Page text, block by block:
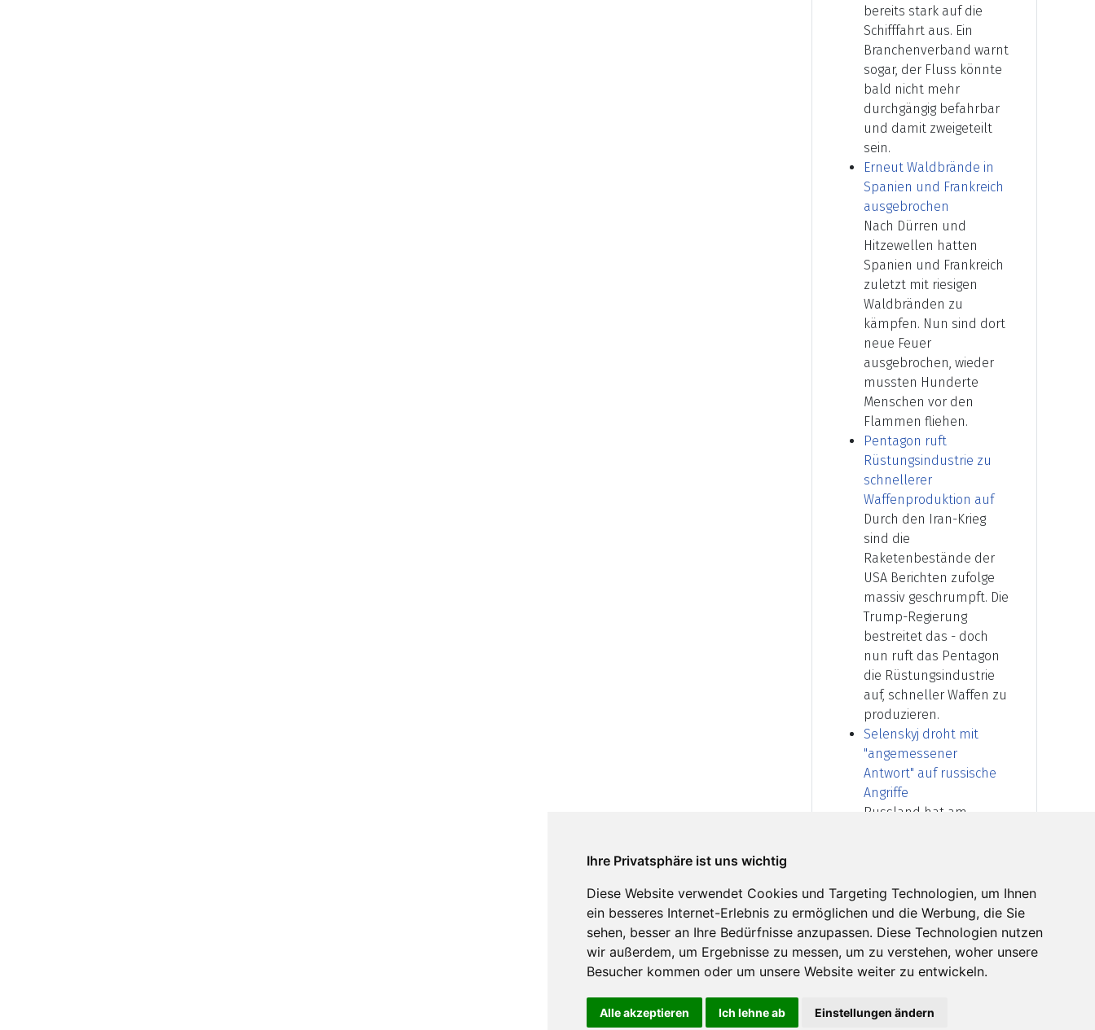
Ihre Privatsphäre ist uns wichtig
Diese Website verwendet Cookies und Targeting Technologien, um Ihnen
ein besseres Internet-Erlebnis zu ermöglichen und die Werbung, die Sie
sehen, besser an Ihre Bedürfnisse anzupassen. Diese Technologien nutzen
wir außerdem, um Ergebnisse zu messen, um zu verstehen, woher unsere
Besucher kommen oder um unsere Website weiter zu entwickeln.
Alle akzeptieren Ich lehne ab Einstellungen ändern
bereits stark auf die
Schifffahrt aus. Ein
Branchenverband warnt
sogar, der Fluss könnte
bald nicht mehr
durchgängig befahrbar
und damit zweigeteilt
sein.
Erneut Waldbrände in
Spanien und Frankreich
ausgebrochen
Nach Dürren und
Hitzewellen hatten
Spanien und Frankreich
zuletzt mit riesigen
Waldbränden zu
kämpfen. Nun sind dort
neue Feuer
ausgebrochen, wieder
mussten Hunderte
Menschen vor den
Flammen fliehen.
Pentagon ruft
Rüstungsindustrie zu
schnellerer
Waffenproduktion auf
Durch den Iran-Krieg
sind die
Raketenbestände der
USA Berichten zufolge
massiv geschrumpft. Die
Trump-Regierung
bestreitet das - doch
nun ruft das Pentagon
die Rüstungsindustrie
auf, schneller Waffen zu
produzieren.
Selenskyj droht mit
"angemessener
Antwort" auf russische
Angriffe
Russland hat am
Präsident Selenskyj
kündigte nun eine
"angemessene Antwort
an. Der Krieg werde "für
alle Russen zu Hause"
werden.